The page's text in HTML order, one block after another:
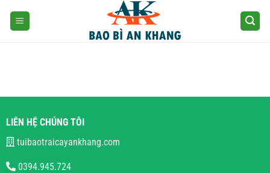
LIÊN HỆ CHÚNG TÔI
tuibaotraicayankhang.com
0394.945.724